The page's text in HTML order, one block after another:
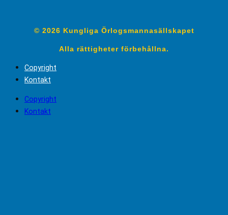
© 2026 Kungliga Örlogsmannasällskapet
Alla rättigheter förbehållna.
Copyright
Kontakt
Copyright
Kontakt